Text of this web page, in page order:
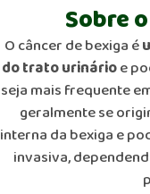
Sobre
O câncer de bexiga é
do trato urinárioe
seja mais frequente
geralmente se
interna da bexiga e
invasiva,